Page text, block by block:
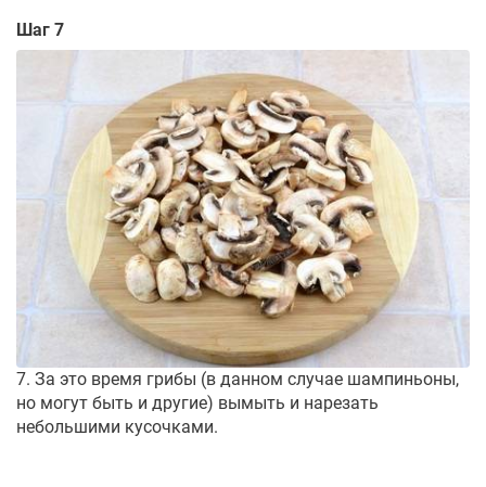
Шаг 7
7. За это время грибы (в данном случае шампиньоны,
но могут быть и другие) вымыть и нарезать
небольшими кусочками.